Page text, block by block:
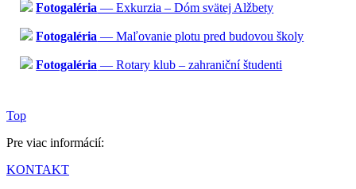
Fotogaléria — Exkurzia – Dóm svätej Alžbety
Fotogaléria — Maľovanie plotu pred budovou školy
Fotogaléria — Rotary klub – zahraniční študenti
Top
Pre viac informácií:
KONTAKT